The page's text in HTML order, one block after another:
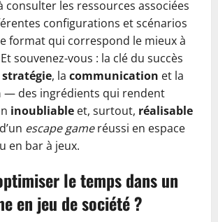
consulter les ressources associées
configurations et scénarios
format qui correspond le mieux à
souvenez-vous : la clé du succès
stratégie, la communication et la
— des ingrédients qui rendent
inoubliable et, surtout, réalisable
escape gameréussi en espace
en bar à jeux.
le temps dans un
en jeu de société ?